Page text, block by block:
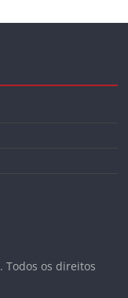
. Todos os direitos